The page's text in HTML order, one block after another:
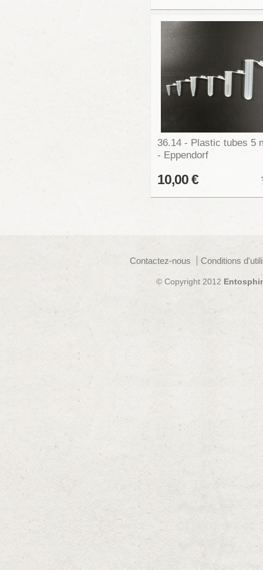
36.14 - Plastic tubes 5
- Eppendorf
10,00 €
Contactez-nous Conditions
© Copyright 2012